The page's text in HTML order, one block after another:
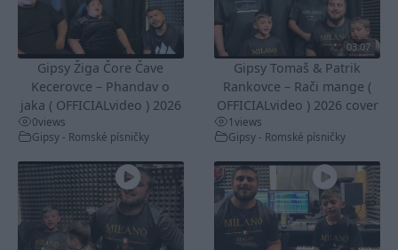
Gipsy Žiga Čore Čave
Kecerovce – Phandav o
jaka ( OFFICIALvideo ) 2026
0views
Gipsy - Romské písničky
03:07
Gipsy Tomaš & Patrik
Rankovce – Rači mange (
OFFICIALvideo ) 2026 cover
1views
Gipsy - Romské písničky